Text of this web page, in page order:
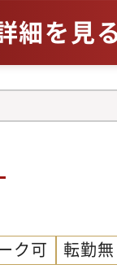
ど所員同士
す。・事務
ることが
じて、所
す。・業
ります。
思ったこ
あり、そ
り、 丁寧
員と分担し
相談の一次
チ・外部
ン【燈の
ーディー
で、事業
いるため
やCFOと
を通じて
ートアッ
ができる方
ーと協調し
細を見
ク可 転勤無